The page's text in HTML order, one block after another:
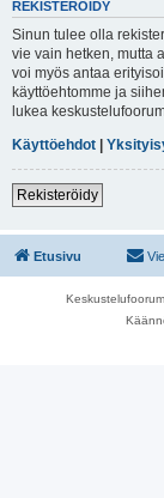
REKISTERÖIDY
Sinun tulee olla
vie vain hetken, mutta
voi myös antaa
käyttöehtomme ja
lukea
Käyttöehdot |
Rekisteröidy
Etusivu